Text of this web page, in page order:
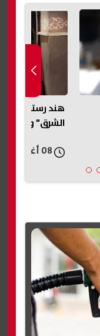
هند رستم..
الشرق" وقرار